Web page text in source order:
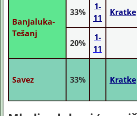
Banjaluka-
Tešanj
33%
1-
11
Kratke
20%
1-
11
Savez 33% Kratke